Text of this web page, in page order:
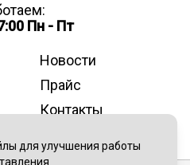
Пн - Пт
Новости
Прайс
Контакты
для улучшения работы